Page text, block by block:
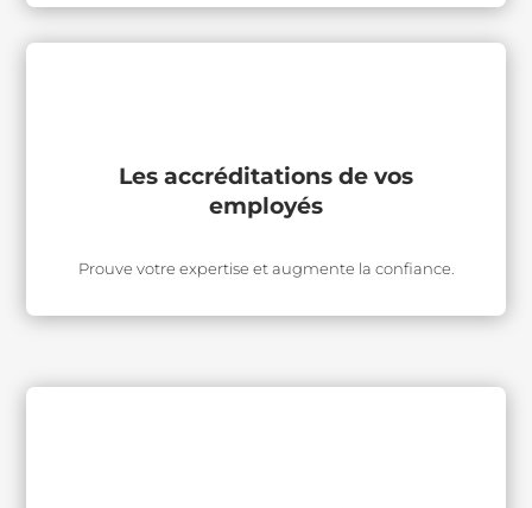
Les accréditations de vos
employés
Prouve votre expertise et augmente la confiance.